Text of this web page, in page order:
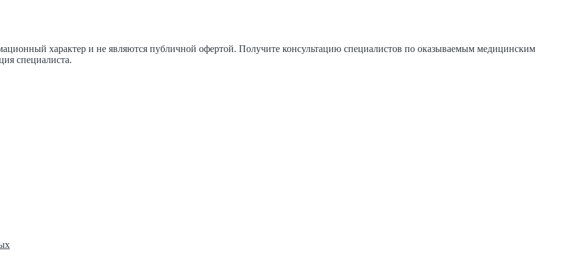
характер и не являются публичной офертой. Получите консультацию специалистов по оказываемым медицинским
специалиста.